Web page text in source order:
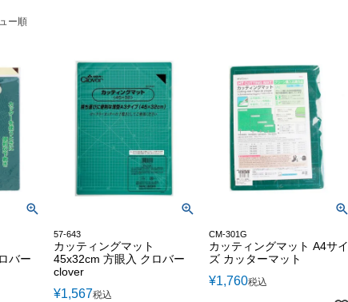
ー順
バー
57-643
カッティングマット
45x32cm 方眼入 クロバー
clover
¥1,567税込
CM-301G
カッティングマット A4サイ
ズ カッターマット
¥1,760税込